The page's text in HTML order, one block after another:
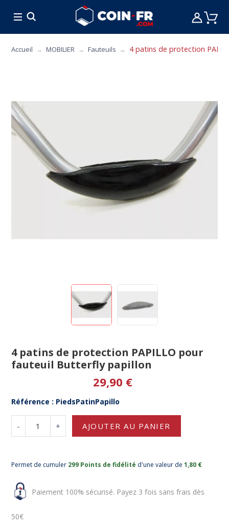
CUISINE MOBILIER
Accueil MOBILIER Fauteuils 4 patins de protection
4 patins de protection PAPILLO pour
fauteuil Butterfly papillon
29,90 €
Référence : PiedsPatinPapillo
- + AJOUTER AU PANIER
Permet de cumuler 299 Points de fidélité d'une valeur de1,80 €
Paiement 100% sécurisé. Payez 3 fois sans frais dès
50€